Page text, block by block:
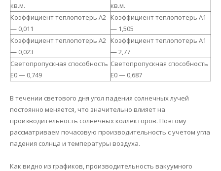
кв.м.
кв.м.
Коэффициент теплопотерь А2
— 0,011
Коэффициент теплопотерь А1
— 1,505
Коэффициент теплопотерь А2
— 0,023
Коэффициент теплопотерь А1
— 2,77
Светопропускная способность
Е0 — 0,749
Светопропускная способность
Е0 — 0,687
В течении светового дня угол падения солнечных лучей
постоянно меняется, что значительно влияет на
производительность солнечных коллекторов. Поэтому
рассматриваем почасовую производительность с учетом угла
падения солнца и температуры воздуха.
Как видно из графиков, производительность вакуумного